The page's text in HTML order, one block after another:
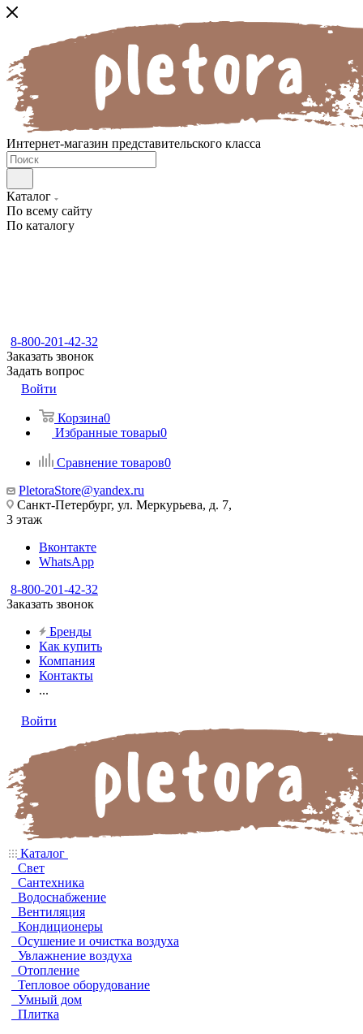
Интернет-магазин представительского класса
Каталог
По всему сайту
По каталогу
8-800-201-42-32
Заказать звонок
Задать вопрос
Войти
Корзина0
Избранные товары0
Сравнение товаров0
PletoraStore@yandex.ru
Санкт-Петербург, ул. Меркурьева, д. 7,
3 этаж
Вконтакте
WhatsApp
8-800-201-42-32
Заказать звонок
Бренды
Как купить
Компания
Контакты
...
Войти
Каталог
Свет
Сантехника
Водоснабжение
Вентиляция
Кондиционеры
Осушение и очистка воздуха
Увлажнение воздуха
Отопление
Тепловое оборудование
Умный дом
Плитка